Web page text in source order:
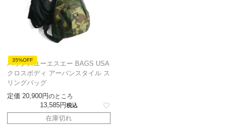
35%OFF
バッグスユーエスエー BAGS USA
クロスボディ アーバンスタイル ス
リングバッグ
定価 20,900 のところ
13,585 税込
在庫切れ